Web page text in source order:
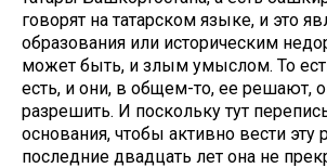
говорят на татарском языке, и это
образования или историческим
может быть, и злым умыслом. То
есть, и они, в общем-то, ее решают,
разрешить. И поскольку тут
основания, чтобы активно вести эту
последние двадцать лет она не